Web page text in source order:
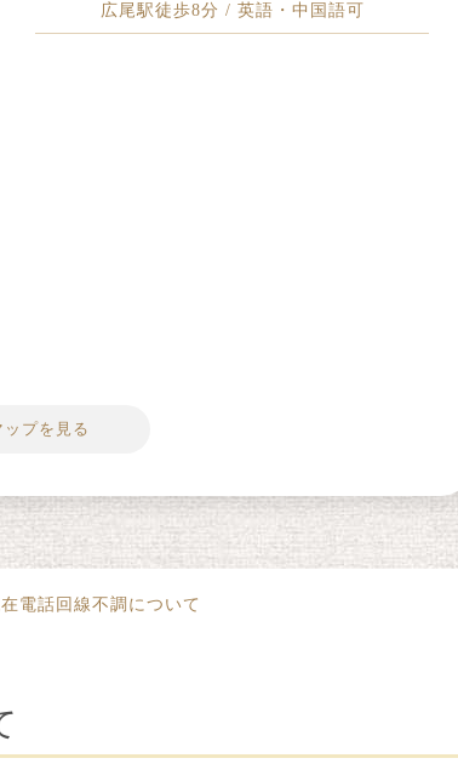
広尾駅徒歩8分 / 英語・中国語可
ップを見る
電話回線不調について